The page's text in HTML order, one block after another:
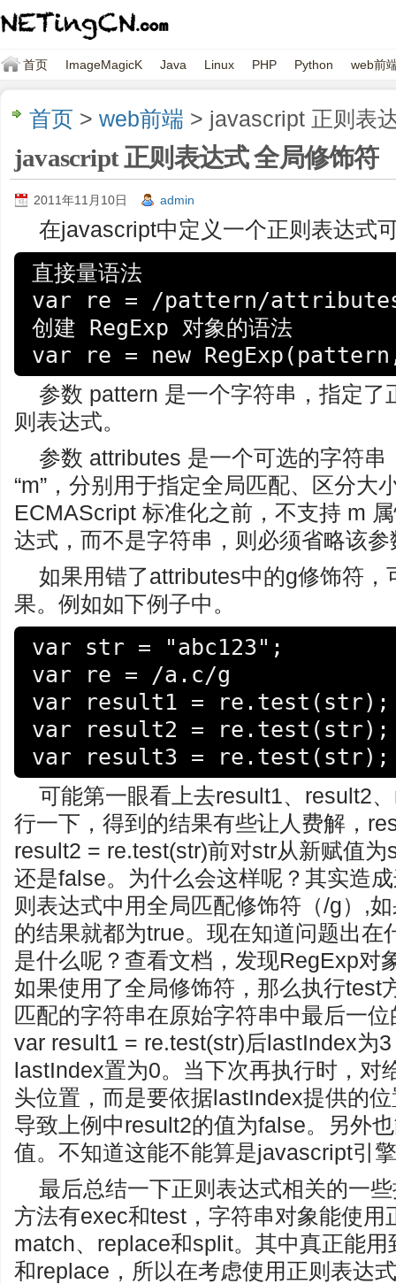
首页 ImageMagicK Java Linux PHP Python web前
首页 > web前端 > javascript 正则表
javascript 正则表达式 全局修饰符
2011年11月10日 admin
在javascript中定义一个正则表达式
直接量语法
var re = /pattern/attributes //
创建 RegExp 对象的语法
var re = new
参数 pattern 是一个字符串，指定了
则表达式。
参数 attributes 是一个可选的字符串
“m”，分别用于指定全局匹配、区分大
ECMAScript 标准化之前，不支持 m
达式，而不是字符串，则必须省略该参
如果用错了attributes中的g修饰符，
果。例如如下例子中。
var str = "abc123";
var re = /a.c/g
var result1 = re.test(str);
var result2 = re.test(str);
var result3 = re.test(str);
可能第一眼看上去result1、result2
行一下，得到的结果有些让人费解，
result2 = re.test(str)前对str从新赋值为
还是false。为什么会这样呢？其实造
则表达式中用全局匹配修饰符（/g）,
的结果就都为true。现在知道问题出在
是什么呢？查看文档，发现RegExp对
如果使用了全局修饰符，那么执行test
匹配的字符串在原始字符串中最后一
var result1 = re.test(str)后lastIndex为
lastIndex置为0。当下次再执行时，对
头位置，而是要依据lastIndex提供的
导致上例中result2的值为false。另外
值。不知道这能不能算是javascript引
最后总结一下正则表达式相关的一
方法有exec和test，字符串对象能使用
match、replace和split。其中真正能
和replace，所以在考虑使用正则表达